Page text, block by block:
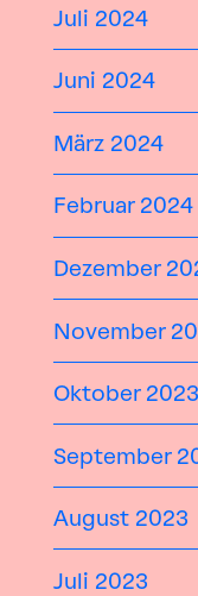
Juli 2024
Juni 2024
März 2024
Februar 2024
Dezember
November
Oktober 2023
September
August 2023
Juli 2023